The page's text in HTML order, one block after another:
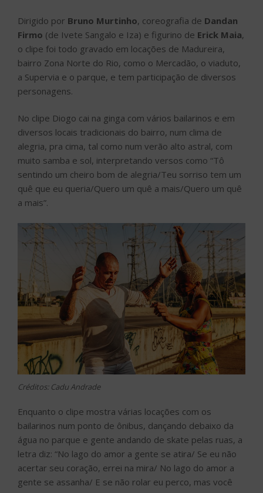
Dirigido por Bruno Murtinho, coreografia de Dandan
Firmo (de Ivete Sangalo e Iza) e figurino de Erick Maia,
o clipe foi todo gravado em locações de Madureira,
bairro Zona Norte do Rio, como o Mercadão, o viaduto,
a Supervia e o parque, e tem participação de diversos
personagens.
No clipe Diogo cai na ginga com vários bailarinos e em
diversos locais tradicionais do bairro, num clima de
alegria, pra cima, tal como num verão alto astral, com
muito samba e sol, interpretando versos como “Tô
sentindo um cheiro bom de alegria/Teu sorriso tem um
quê que eu queria/Quero um quê a mais/Quero um quê
a mais”.
Créditos: Cadu Andrade
Enquanto o clipe mostra várias locações com os
bailarinos num ponto de ônibus, dançando debaixo da
água no parque e gente andando de skate pelas ruas, a
letra diz: “No lago do amor a gente se atira/ Se eu não
acertar seu coração, errei na mira/ No lago do amor a
gente se assanha/ E se não rolar eu perco, mas você